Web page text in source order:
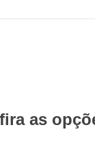
as